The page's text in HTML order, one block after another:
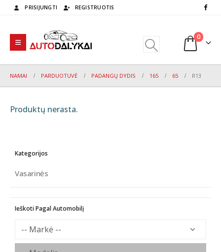
PRISIJUNGTI REGISTRUOTIS
0
NAMAI PARDUOTUVĖ PADANGŲ DYDIS 165 65 R13
Produktų nerasta.
Kategorijos
Vasarinės
Ieškoti Pagal Automobilį